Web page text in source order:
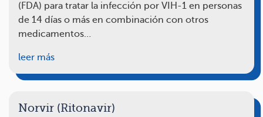
(FDA) para tratar la infección por VIH-1 en personas
de 14 días o más en combinación con otros
medicamentos…
leer más
Norvir (Ritonavir)